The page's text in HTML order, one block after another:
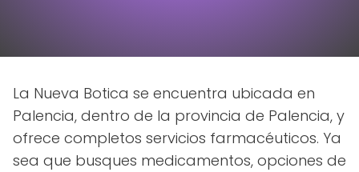
La Nueva Botica se encuentra ubicada en
Palencia, dentro de la provincia de Palencia, y
ofrece completos servicios farmacéuticos. Ya
sea que busques medicamentos, opciones de